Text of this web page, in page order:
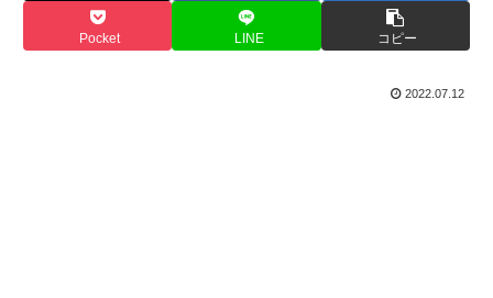
Pocket LINE コピー
2022.07.12